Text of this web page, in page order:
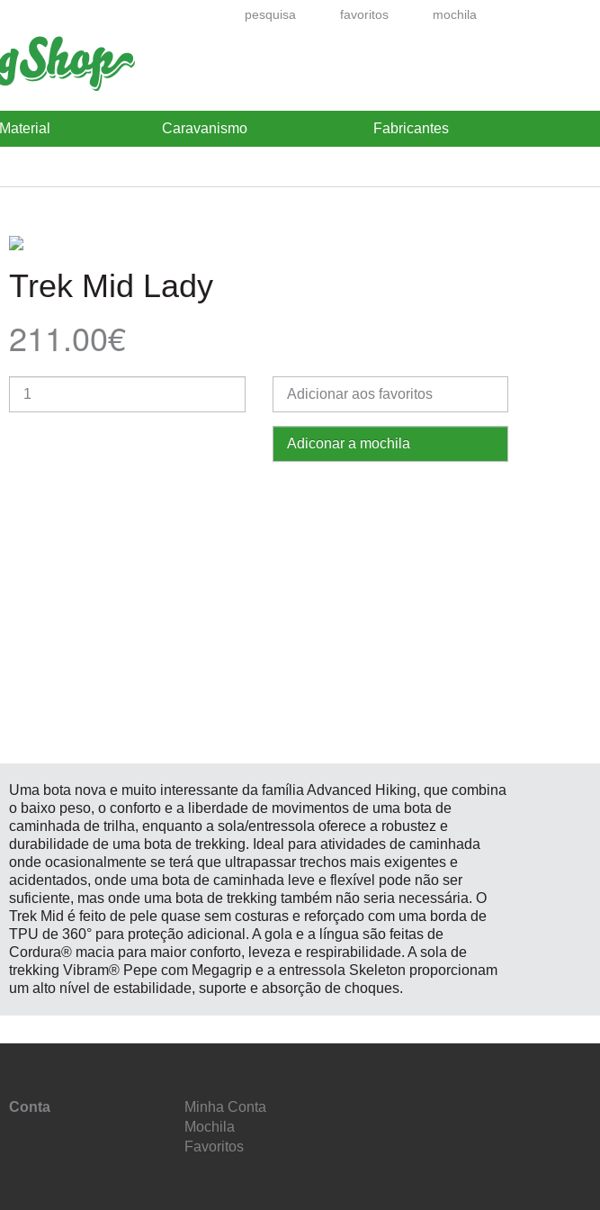
pesquisa favoritos mochila
Material Caravanismo Fabricantes
Trek Mid Lady
211.00€
Adicionar aos favoritos
Adiconar a mochila
Uma bota nova e muito interessante da família Advanced Hiking, que combina
o baixo peso, o conforto e a liberdade de movimentos de uma bota de
caminhada de trilha, enquanto a sola/entressola oferece a robustez e
durabilidade de uma bota de trekking. Ideal para atividades de caminhada
onde ocasionalmente se terá que ultrapassar trechos mais exigentes e
acidentados, onde uma bota de caminhada leve e flexível pode não ser
suficiente, mas onde uma bota de trekking também não seria necessária. O
Trek Mid é feito de pele quase sem costuras e reforçado com uma borda de
TPU de 360° para proteção adicional. A gola e a língua são feitas de
Cordura® macia para maior conforto, leveza e respirabilidade. A sola de
trekking Vibram® Pepe com Megagrip e a entressola Skeleton proporcionam
um alto nível de estabilidade, suporte e absorção de choques.
Conta
Minha Conta
Mochila
Favoritos